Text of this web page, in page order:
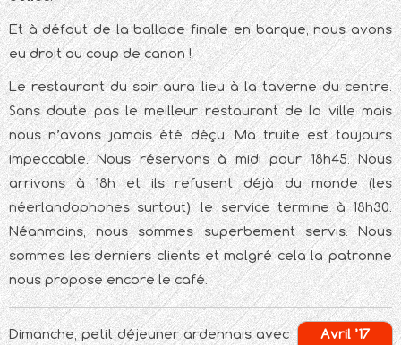
Et à défaut de la ballade finale en barque, nous avons
eu droit au coup de canon !
Le restaurant du soir aura lieu à la taverne du centre.
Sans doute pas le meilleur restaurant de la ville mais
nous n’avons jamais été déçu. Ma truite est toujours
impeccable. Nous réservons à midi pour 18h45. Nous
arrivons à 18h et ils refusent déjà du monde (les
néerlandophones surtout): le service termine à 18h30.
Néanmoins, nous sommes superbement servis. Nous
sommes les derniers clients et malgré cela la patronne
nous propose encore le café.
Avril ’17
Dimanche, petit déjeuner ardennais avec